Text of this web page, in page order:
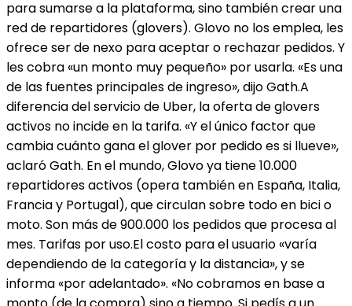
para sumarse a la plataforma, sino también crear una
red de repartidores (glovers). Glovo no los emplea, les
ofrece ser de nexo para aceptar o rechazar pedidos. Y
les cobra «un monto muy pequeño» por usarla. «Es una
de las fuentes principales de ingreso», dijo Gath.A
diferencia del servicio de Uber, la oferta de glovers
activos no incide en la tarifa. «Y el único factor que
cambia cuánto gana el glover por pedido es si llueve»,
aclaró Gath. En el mundo, Glovo ya tiene 10.000
repartidores activos (opera también en España, Italia,
Francia y Portugal), que circulan sobre todo en bici o
moto. Son más de 900.000 los pedidos que procesa al
mes. Tarifas por uso.El costo para el usuario «varía
dependiendo de la categoría y la distancia», y se
informa «por adelantado». «No cobramos en base a